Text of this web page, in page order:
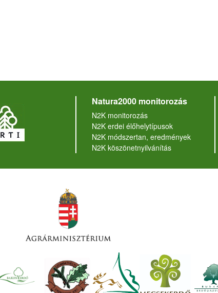
Natura2000 monitorozás
N2K monitorozás
N2K erdei élőhelytípusok
N2K módszertan, eredmények
N2K köszönetnyilvánítás